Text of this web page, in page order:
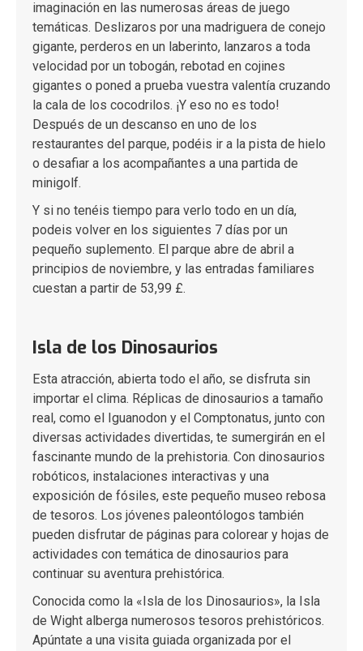
imaginación en las numerosas áreas de juego
temáticas. Deslizaros por una madriguera de conejo
gigante, perderos en un laberinto, lanzaros a toda
velocidad por un tobogán, rebotad en cojines
gigantes o poned a prueba vuestra valentía cruzando
la cala de los cocodrilos. ¡Y eso no es todo!
Después de un descanso en uno de los
restaurantes del parque, podéis ir a la pista de hielo
o desafiar a los acompañantes a una partida de
minigolf.
Y si no tenéis tiempo para verlo todo en un día,
podeis volver en los siguientes 7 días por un
pequeño suplemento. El parque abre de abril a
principios de noviembre, y las entradas familiares
cuestan a partir de 53,99 £.
Isla de los Dinosaurios
Esta atracción, abierta todo el año, se disfruta sin
importar el clima. Réplicas de dinosaurios a tamaño
real, como el Iguanodon y el Comptonatus, junto con
diversas actividades divertidas, te sumergirán en el
fascinante mundo de la prehistoria. Con dinosaurios
robóticos, instalaciones interactivas y una
exposición de fósiles, este pequeño museo rebosa
de tesoros. Los jóvenes paleontólogos también
pueden disfrutar de páginas para colorear y hojas de
actividades con temática de dinosaurios para
continuar su aventura prehistórica.
Conocida como la «Isla de los Dinosaurios», la Isla
de Wight alberga numerosos tesoros prehistóricos.
Apúntate a una visita guiada organizada por el